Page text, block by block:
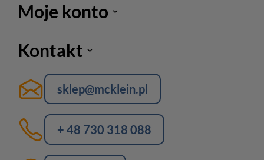
Moje konto
Kontakt
sklep@mcklein.pl
+ 48 730 318 088